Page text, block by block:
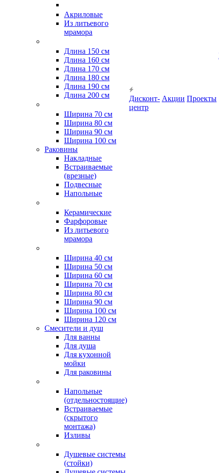
Акриловые
Из литьевого
мрамора
Длина 150 см
Длина 160 см
Длина 170 см
Длина 180 см
Длина 190 см
Длина 200 см
Ширина 70 см
Ширина 80 см
Ширина 90 см
Ширина 100 см
Раковины
Накладные
Встраиваемые
(врезные)
Подвесные
Напольные
Керамические
Фарфоровые
Из литьевого
мрамора
Ширина 40 см
Ширина 50 см
Ширина 60 см
Ширина 70 см
Ширина 80 см
Ширина 90 см
Ширина 100 см
Ширина 120 см
Смесители и душ
Для ванны
Для душа
Для кухонной
мойки
Для раковины
Напольные
(отдельностоящие)
Встраиваемые
(скрытого
монтажа)
Изливы
Душевые системы
(стойки)
Дисконт-
центр
Акции Проекты